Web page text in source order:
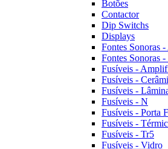
Botões
Contactor
Dip Switchs
Displays
Fontes Sonoras
Fontes Sonoras
Fusíveis -
Fusíveis -
Fusíveis -
Fusíveis - N
Fusíveis - Porta
Fusíveis -
Fusíveis - Tr5
Fusíveis - Vidro